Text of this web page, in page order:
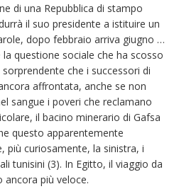
di una Repubblica di stampo
il suo presidente a istituire un
dopo febbraio arriva giugno …
questione sociale che ha scosso
che i successori di
affrontata, anche se non
sangue i poveri che reclamano
il bacino minerario di Gafsa
questo apparentemente
più curiosamente, la sinistra, i
tunisini (3). In Egitto, il viaggio da
più veloce.